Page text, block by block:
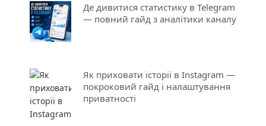
Де дивитися статистику в Telegram
— повний гайд з аналітики каналу
Як приховати історії в Instagram —
покроковий гайд і налаштування
приватності